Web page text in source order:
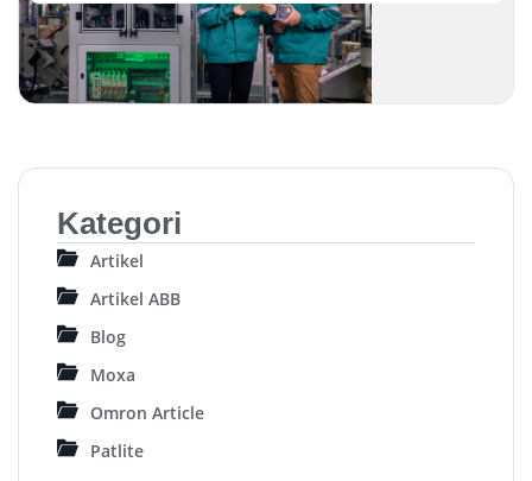
Kategori
Artikel
Artikel ABB
Blog
Moxa
Omron Article
Patlite